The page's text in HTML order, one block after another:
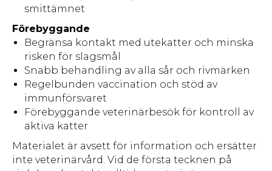
smittämnet
Förebyggande
Begränsa kontakt med utekatter och minska
risken för slagsmål
Snabb behandling av alla sår och rivmärken
Regelbunden vaccination och stöd av
immunförsvaret
Förebyggande veterinärbesök för kontroll av
aktiva katter
Materialet är avsett för information och ersätter
inte veterinärvård. Vid de första tecknen på